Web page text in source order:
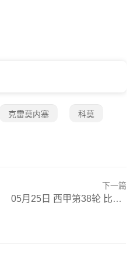
克雷莫内塞 科莫
下一篇
05月25日 西甲第38轮 比利亚雷亚尔vs马德里竞技 全场录像